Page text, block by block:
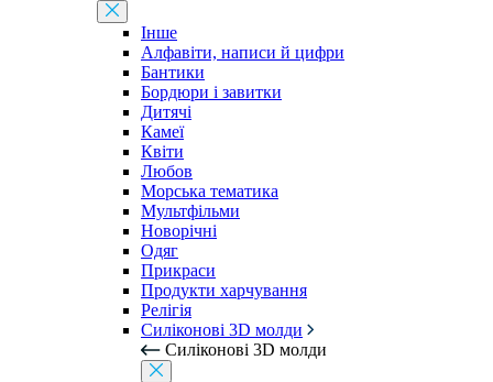
Інше
Алфавіти, написи й цифри
Бантики
Бордюри і завитки
Дитячі
Камеї
Квіти
Любов
Морська тематика
Мультфільми
Новорічні
Одяг
Прикраси
Продукти харчування
Релігія
Силіконові 3D молди
Силіконові 3D молди